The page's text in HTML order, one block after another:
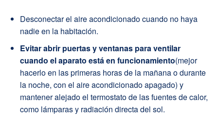
Desconectar el aire acondicionado cuando no haya
nadie en la habitación.
Evitar abrir puertas y ventanas para ventilar
cuando el aparato está en funcionamiento(mejor
hacerlo en las primeras horas de la mañana o durante
la noche, con el aire acondicionado apagado) y
mantener alejado el termostato de las fuentes de calor,
como lámparas y radiación directa del sol.